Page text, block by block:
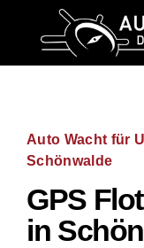
Auto Wacht für
Schönwalde
GPS
in